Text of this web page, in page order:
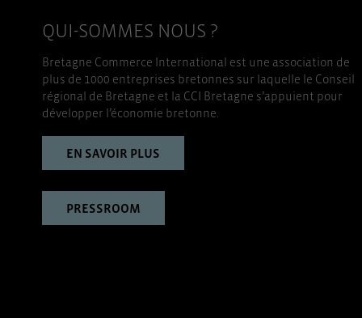
QUI-SOMMES NOUS ?
Bretagne Commerce International est une association de
plus de 1000 entreprises bretonnes sur laquelle le Conseil
régional de Bretagne et la CCI Bretagne s’appuient pour
développer l’économie bretonne.
EN SAVOIR PLUS
PRESSROOM